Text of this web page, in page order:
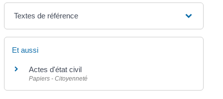
Textes de référence
Et aussi
Actes d'état civil
Papiers - Citoyenneté